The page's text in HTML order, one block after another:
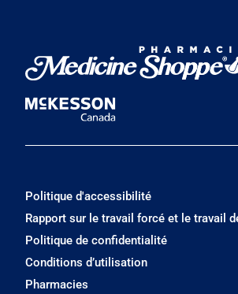
Politique d'accessibilité
Rapport sur le travail forcé et le travail
Politique de confidentialité
Conditions d’utilisation
Pharmacies